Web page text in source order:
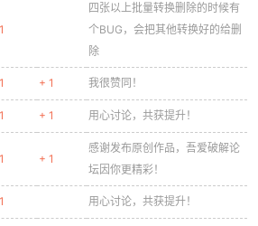
四张以上批量转换删除的时候有
个BUG，会把其他转换好的给删
除
+ 1 我很赞同！
+ 1 用心讨论，共获提升！
+ 1
感谢发布原创作品，吾爱破解论
坛因你更精彩！
用心讨论，共获提升！